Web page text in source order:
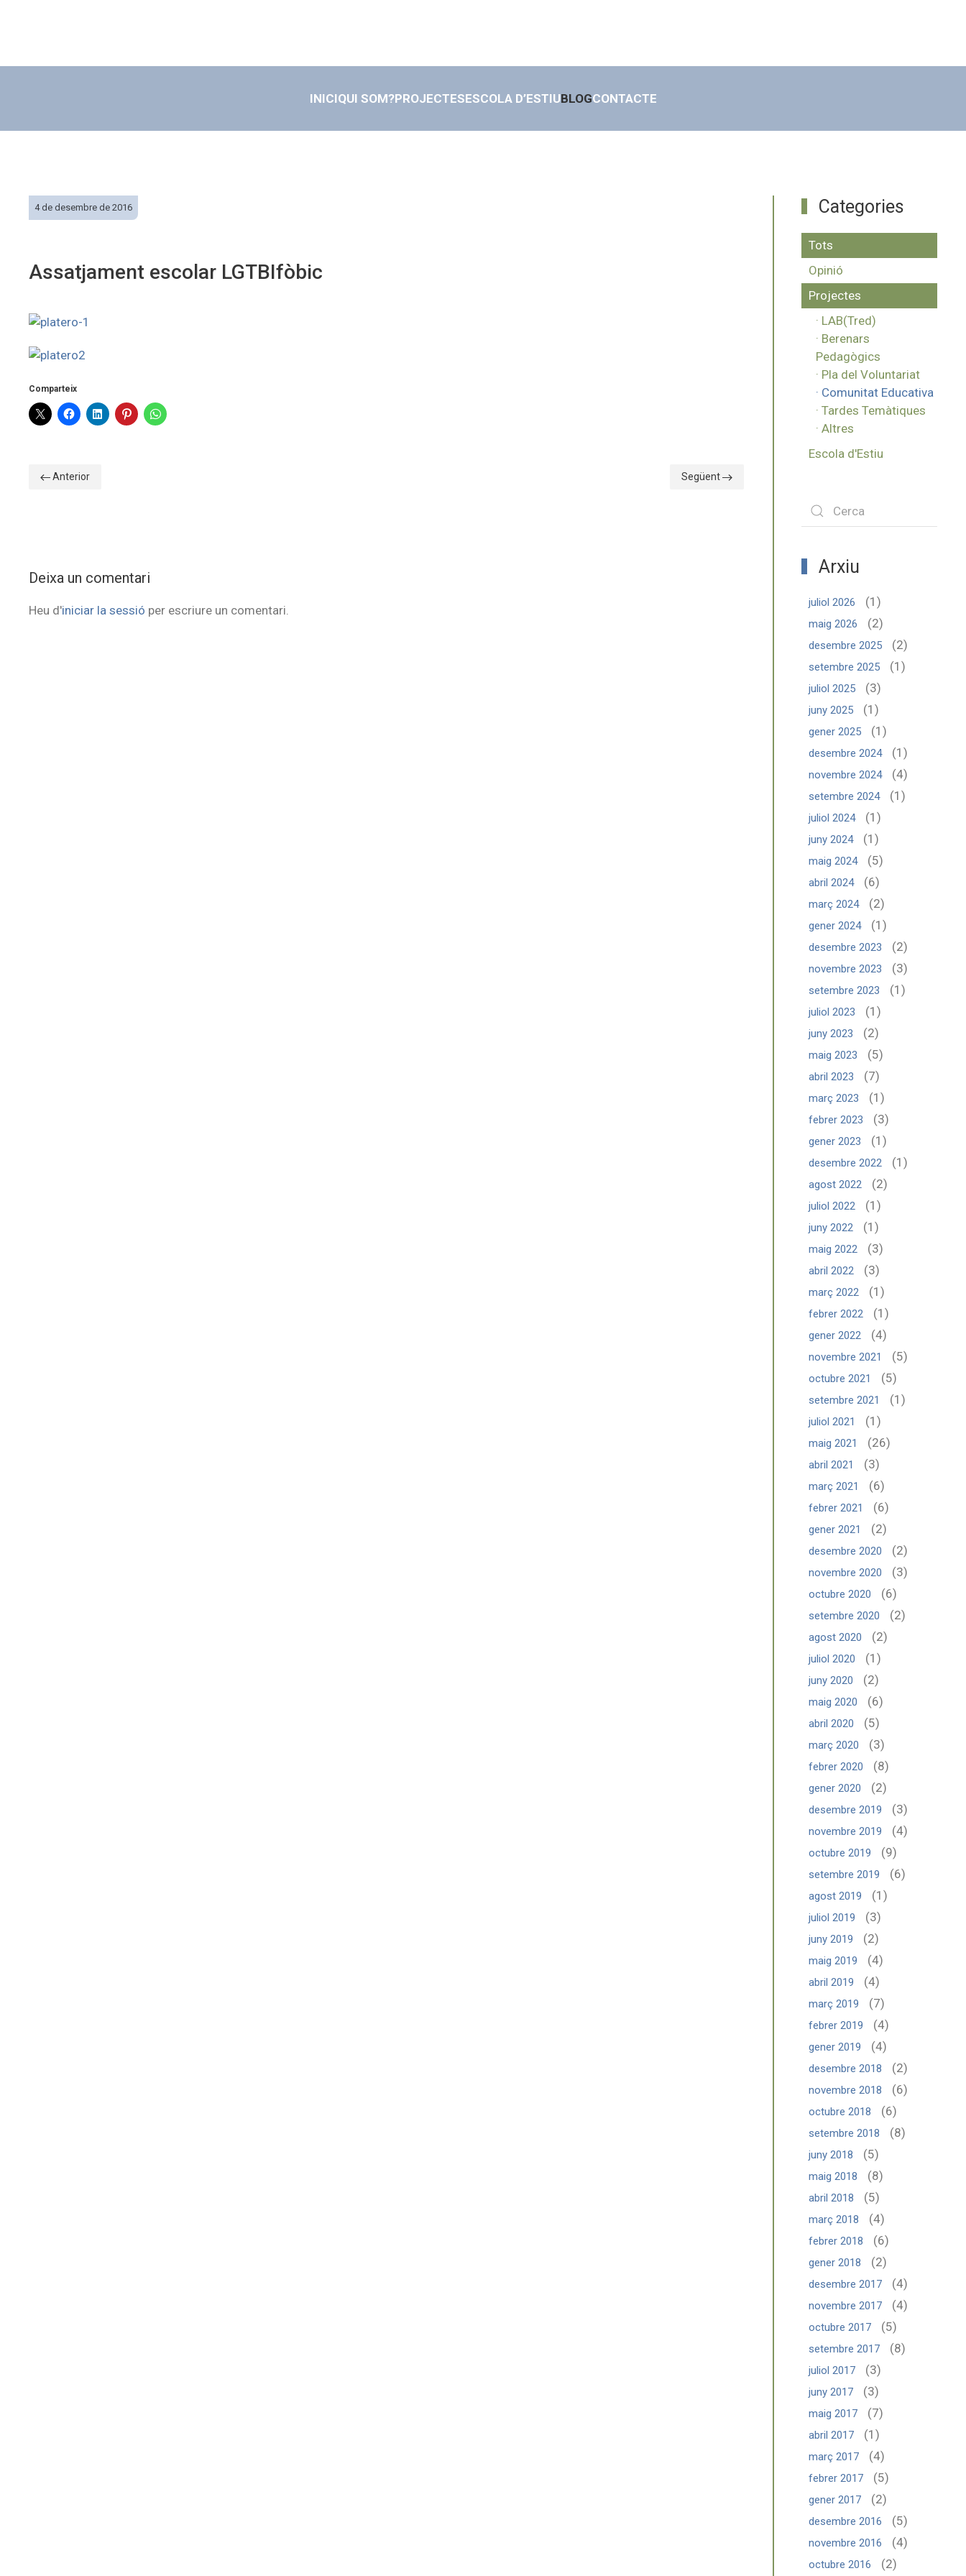
INICIQUI SOM?PROJECTESESCOLA D’ESTIUBLOGCONTACTE
4 de desembre de 2016
Assatjament escolar LGTBIfòbic
Comparteix
Anterior Següent
Deixa un comentari
Heu d'iniciar la sessió per escriure un comentari.
Categories
Tots
Opinió
Projectes
· LAB(Tred)
· Berenars
Pedagògics
· Pla del Voluntariat
· Comunitat Educativa
· Tardes Temàtiques
· Altres
Escola d'Estiu
Arxiu
juliol 2026 (1)
maig 2026 (2)
desembre 2025 (2)
setembre 2025 (1)
juliol 2025 (3)
juny 2025 (1)
gener 2025 (1)
desembre 2024 (1)
novembre 2024 (4)
setembre 2024 (1)
juliol 2024 (1)
juny 2024 (1)
maig 2024 (5)
abril 2024 (6)
març 2024 (2)
gener 2024 (1)
desembre 2023 (2)
novembre 2023 (3)
setembre 2023 (1)
juliol 2023 (1)
juny 2023 (2)
maig 2023 (5)
abril 2023 (7)
març 2023 (1)
febrer 2023 (3)
gener 2023 (1)
desembre 2022 (1)
agost 2022 (2)
juliol 2022 (1)
juny 2022 (1)
maig 2022 (3)
abril 2022 (3)
març 2022 (1)
febrer 2022 (1)
gener 2022 (4)
novembre 2021 (5)
octubre 2021 (5)
setembre 2021 (1)
juliol 2021 (1)
maig 2021 (26)
abril 2021 (3)
març 2021 (6)
febrer 2021 (6)
gener 2021 (2)
desembre 2020 (2)
novembre 2020 (3)
octubre 2020 (6)
setembre 2020 (2)
agost 2020 (2)
juliol 2020 (1)
juny 2020 (2)
maig 2020 (6)
abril 2020 (5)
març 2020 (3)
febrer 2020 (8)
gener 2020 (2)
desembre 2019 (3)
novembre 2019 (4)
octubre 2019 (9)
setembre 2019 (6)
agost 2019 (1)
juliol 2019 (3)
juny 2019 (2)
maig 2019 (4)
abril 2019 (4)
març 2019 (7)
febrer 2019 (4)
gener 2019 (4)
desembre 2018 (2)
novembre 2018 (6)
octubre 2018 (6)
setembre 2018 (8)
juny 2018 (5)
maig 2018 (8)
abril 2018 (5)
març 2018 (4)
febrer 2018 (6)
gener 2018 (2)
desembre 2017 (4)
novembre 2017 (4)
octubre 2017 (5)
setembre 2017 (8)
juliol 2017 (3)
juny 2017 (3)
maig 2017 (7)
abril 2017 (1)
març 2017 (4)
febrer 2017 (5)
gener 2017 (2)
desembre 2016 (5)
novembre 2016 (4)
octubre 2016 (2)